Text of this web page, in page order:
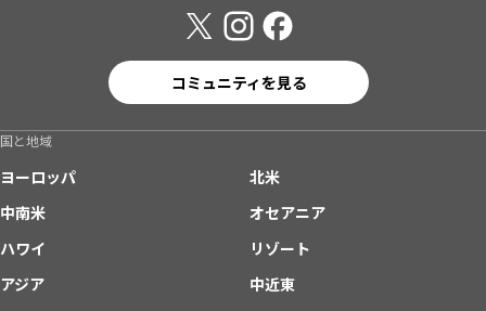
コミュニティを見る
国と地域
ヨーロッパ
北米
中南米
オセアニア
ハワイ
リゾート
アジア
中近東